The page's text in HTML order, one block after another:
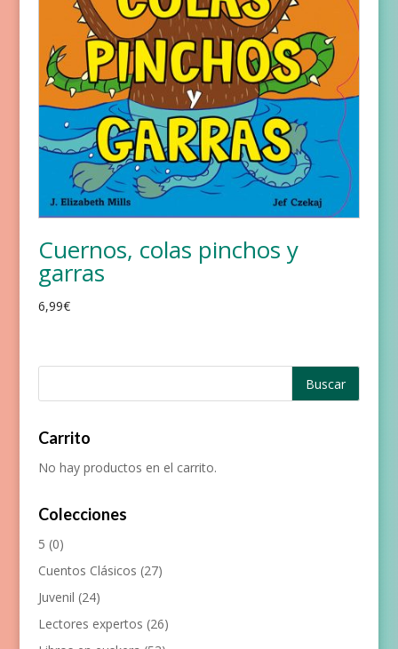
Cuernos, colas pinchos y
garras
6,99€
Carrito
No hay productos en el carrito.
Colecciones
5 (0)
Cuentos Clásicos (27)
Juvenil (24)
Lectores expertos (26)